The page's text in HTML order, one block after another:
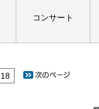
コンサート
18